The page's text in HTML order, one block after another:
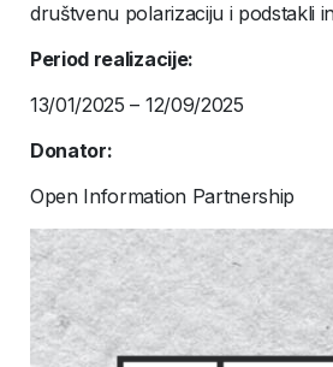
društvenu polarizaciju i podstakli
Period realizacije:
13/01/2025 – 12/09/2025
Donator:
Open Information Partnership